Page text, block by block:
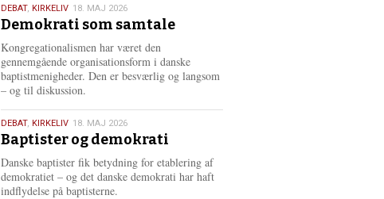
18.
maj
2026
DEBAT, KIRKELIV 18. MAJ 2026
Demokrati som samtale
Kongregationalismen har været den
gennemgående organisationsform i danske
baptistmenigheder. Den er besværlig og langsom
– og til diskussion.
18.
maj
2026
DEBAT, KIRKELIV 18. MAJ 2026
Baptister og demokrati
Danske baptister fik betydning for etablering af
demokratiet – og det danske demokrati har haft
indflydelse på baptisterne.